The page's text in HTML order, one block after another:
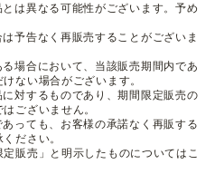
は異なる可能性がございます。予め
予告なく再販売することがございま
場合において、当該販売期間内であ
ない場合がございます。
対するものであり、期間限定販売の
ございません。
っても、お客様の承諾なく再販する
ださい。
販売」と明示したものについてはこ